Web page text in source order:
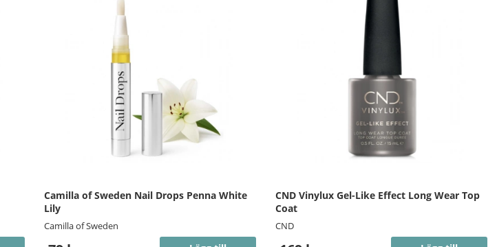
Camilla of Sweden Nail Drops Penna White
Lily
Camilla of Sweden
CND Vinylux Gel-Like Effect Long Wear Top
Coat
CND